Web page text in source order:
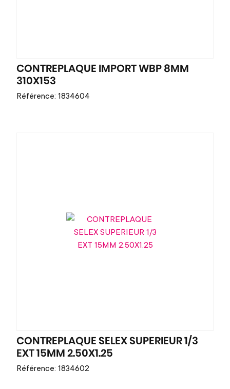
CONTREPLAQUE IMPORT WBP 8MM
310X153
Référence: 1834604
CONTREPLAQUE SELEX SUPERIEUR 1/3
EXT 15MM 2.50X1.25
Référence: 1834602